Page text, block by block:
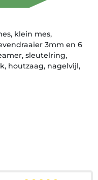
klein mes,
3mm en 6
sleutelring,
houtzaag, nagelvijl,